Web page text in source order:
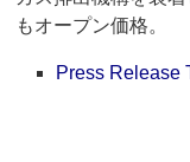
もオープン価格。
Press Release